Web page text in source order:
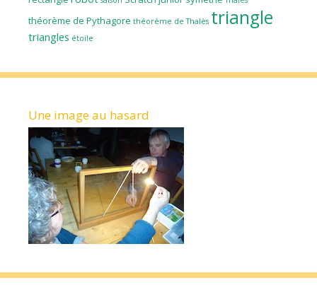
théorème de Pythagore théorème de Thalès triangle
triangles étoile
Une image au hasard